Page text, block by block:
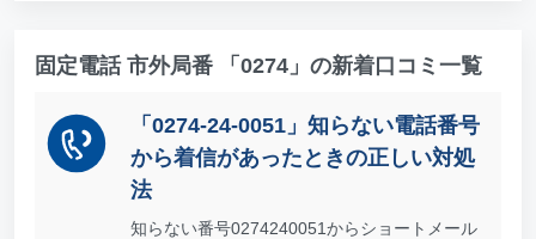
固定電話 市外局番 「0274」の新着口コミ一覧
「0274-24-0051」知らない電話番号
から着信があったときの正しい対処
法
知らない番号0274240051からショートメール